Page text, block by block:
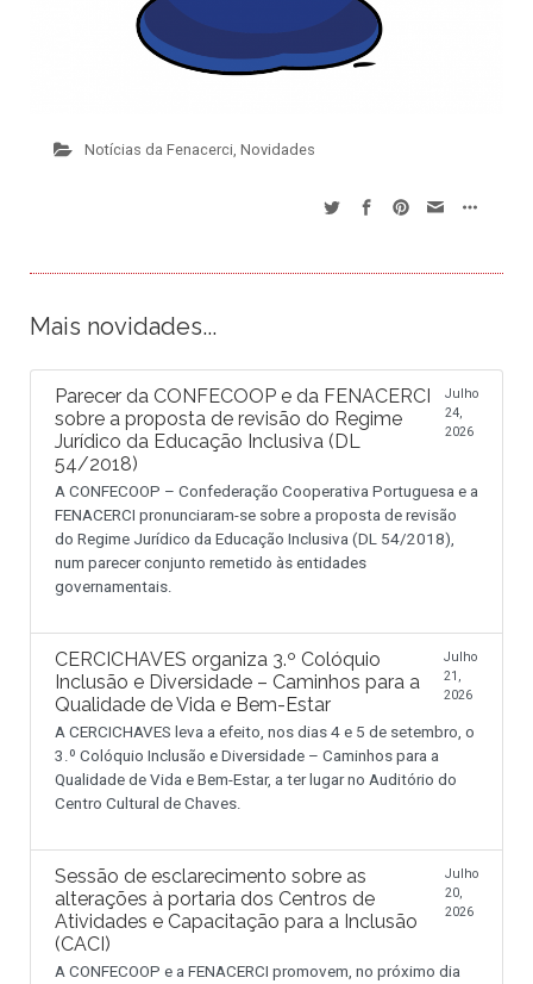
Notícias da Fenacerci Novidades
Mais novidades...
Parecer da CONFECOOP e da FENACERCI
sobre a proposta de revisão do Regime
Jurídico da Educação Inclusiva (DL
54/2018)
Julho
24,
2026
A CONFECOOP – Confederação Cooperativa Portuguesa e a
FENACERCI pronunciaram-se sobre a proposta de revisão
do Regime Jurídico da Educação Inclusiva (DL 54/2018),
num parecer conjunto remetido às entidades
governamentais.
CERCICHAVES organiza 3.º Colóquio
Inclusão e Diversidade – Caminhos para a
Qualidade de Vida e Bem-Estar
Julho
21,
2026
A CERCICHAVES leva a efeito, nos dias 4 e 5 de setembro, o
3.º Colóquio Inclusão e Diversidade – Caminhos para a
Qualidade de Vida e Bem-Estar, a ter lugar no Auditório do
Centro Cultural de Chaves.
Sessão de esclarecimento sobre as
alterações à portaria dos Centros de
Atividades e Capacitação para a Inclusão
(CACI)
Julho
20,
2026
A CONFECOOP e a FENACERCI promovem, no próximo dia